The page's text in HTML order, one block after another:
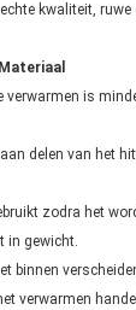
kwaliteit,
is
delen van het
zodra het
in gewicht.
binnen
verwarmen